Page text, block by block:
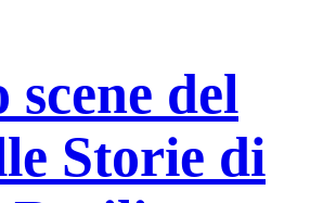
del
Storie di